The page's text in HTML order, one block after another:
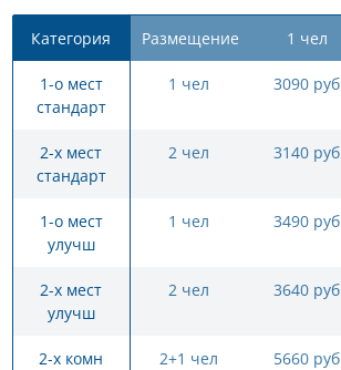
Категория Размещение 1 чел
1-о мест
стандарт
1 чел 3090 руб
2-х мест
стандарт
2 чел 3140 руб
1-о мест
улучш
1 чел 3490 руб
2-х мест
улучш
2 чел 3640 руб
2-х комн
2+1 чел 5660 руб